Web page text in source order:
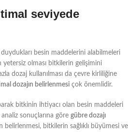
seviyede
besin maddelerini alabilmeleri
olması bitkilerin gelişimini
dozaj kullanılması da çevre kirliliğine
dozajın belirlenmesi çok önemlidir.
bitkinin ihtiyacı olan besin maddeleri
sonuçlarına göre gübre dozajı
belirlenmesi, bitkilerin sağlıklı büyümesi ve